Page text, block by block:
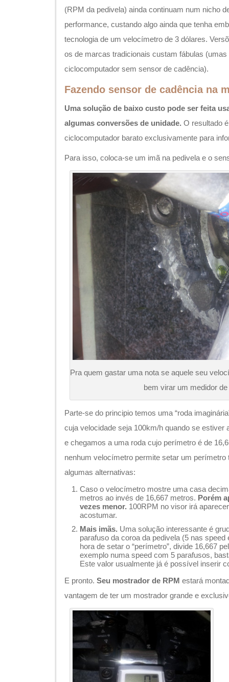
(RPM da pedivela) ainda continuam num nicho
performance, custando algo ainda que tenha
tecnologia de um velocímetro de 3 dólares.
os de marcas tradicionais custam fábulas
ciclocomputador sem sensor de cadência).
Fazendo sensor de cadência na
Uma solução de baixo custo pode ser feita
algumas conversões de unidade. O resultado
ciclocomputador barato exclusivamente para
Para isso, coloca-se um imã na pedivela e o
Pra quem gastar uma nota se aquele seu
bem virar um medidor
Parte-se do principio temos uma “roda
cuja velocidade seja 100km/h quando se estiver
e chegamos a uma roda cujo perímetro é de
nenhum velocímetro permite setar um perímetro
algumas alternativas:
Caso o velocímetro mostre uma casa
metros ao invés de 16,667 metros. Porém
vezes menor. 100RPM no visor irá
acostumar.
Mais imãs. Uma solução interessante é
parafuso da coroa da pedivela (5 nas
hora de setar o “perímetro”, divide 16,667
exemplo numa speed com 5 parafusos,
Este valor usualmente já é possível inserir
E pronto. Seu mostrador de RPM estará
vantagem de ter um mostrador grande e